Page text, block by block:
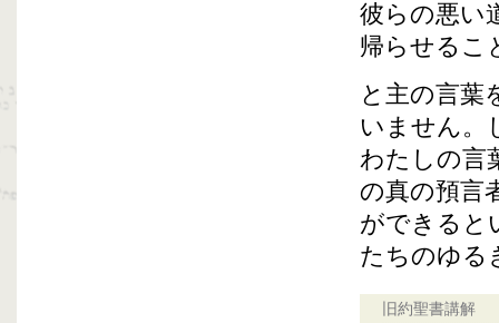
彼らの悪い
帰らせるこ
と主の言葉
いません。
わたしの言
の真の預言
ができると
たちのゆる
旧約聖書講解